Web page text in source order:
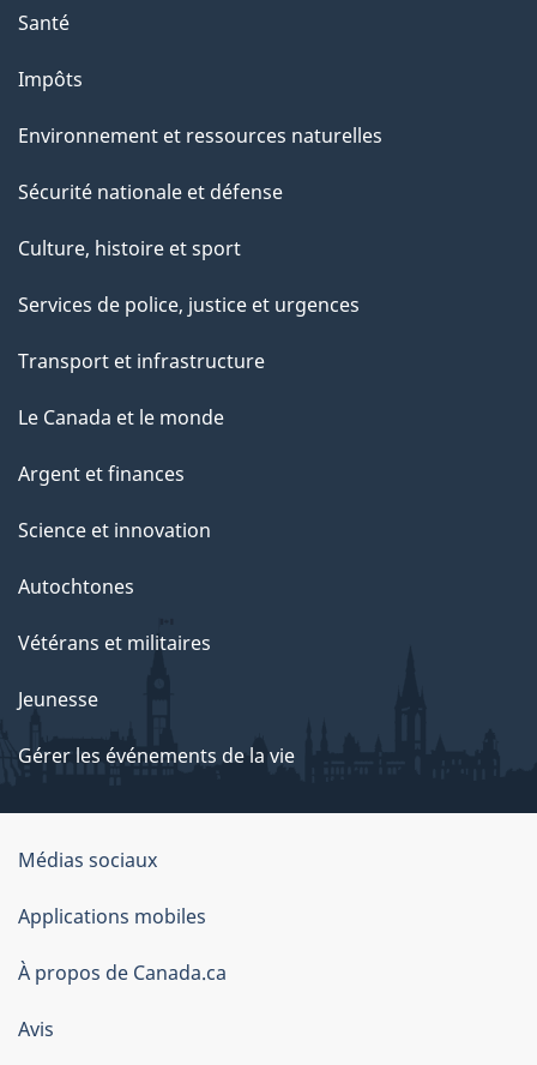
Santé
Impôts
Environnement et ressources naturelles
Sécurité nationale et défense
Culture, histoire et sport
Services de police, justice et urgences
Transport et infrastructure
Le Canada et le monde
Argent et finances
Science et innovation
Autochtones
Vétérans et militaires
Jeunesse
Gérer les événements de la vie
Organisation
du
gouvernement
du
Canada
Médias sociaux
Applications mobiles
À propos de Canada.ca
Avis